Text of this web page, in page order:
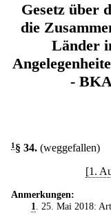
Gesetz über
die
Länder
-
1 § 34. (weggefallen)
[1.
Anmerkungen:
1
. 25. Mai 2018: